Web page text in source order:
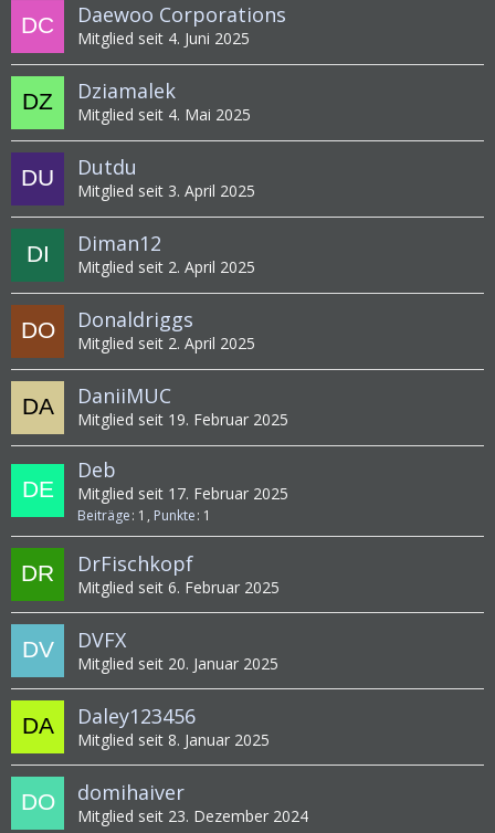
Daewoo Corporations
Mitglied seit 4. Juni 2025
Dziamalek
Mitglied seit 4. Mai 2025
Dutdu
Mitglied seit 3. April 2025
Diman12
Mitglied seit 2. April 2025
Donaldriggs
Mitglied seit 2. April 2025
DaniiMUC
Mitglied seit 19. Februar 2025
Deb
Mitglied seit 17. Februar 2025
Beiträge 1 Punkte 1
DrFischkopf
Mitglied seit 6. Februar 2025
DVFX
Mitglied seit 20. Januar 2025
Daley123456
Mitglied seit 8. Januar 2025
domihaiver
Mitglied seit 23. Dezember 2024